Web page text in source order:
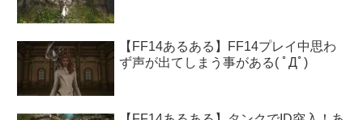
【FF14あるある】FF14プレイ中思わ
ず声が出てしまう事がある( ﾟДﾟ)